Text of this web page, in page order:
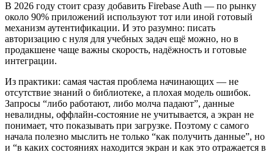
В 2026 году стоит сразу добавить Firebase Auth — по рынку
около 90% приложений используют тот или иной готовый
механизм аутентификации. И это разумно: писать
авторизацию с нуля для учебных задач ещё можно, но в
продакшене чаще важны скорость, надёжность и готовые
интеграции.
Из практики: самая частая проблема начинающих — не
отсутствие знаний о библиотеке, а плохая модель ошибок.
Запросы “либо работают, либо молча падают”, данные
невалидны, оффлайн-состояние не учитывается, а экран не
понимает, что показывать при загрузке. Поэтому с самого
начала полезно мыслить не только “как получить данные”, но
и “в каких состояниях находится экран и как это отражается в